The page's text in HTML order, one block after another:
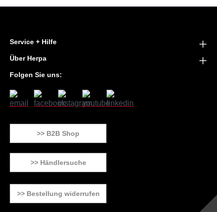
Service + Hilfe
Über Herpa
Folgen Sie uns:
>> B2B Shop
>> Händlersuche
>> Bestellung widerrufen